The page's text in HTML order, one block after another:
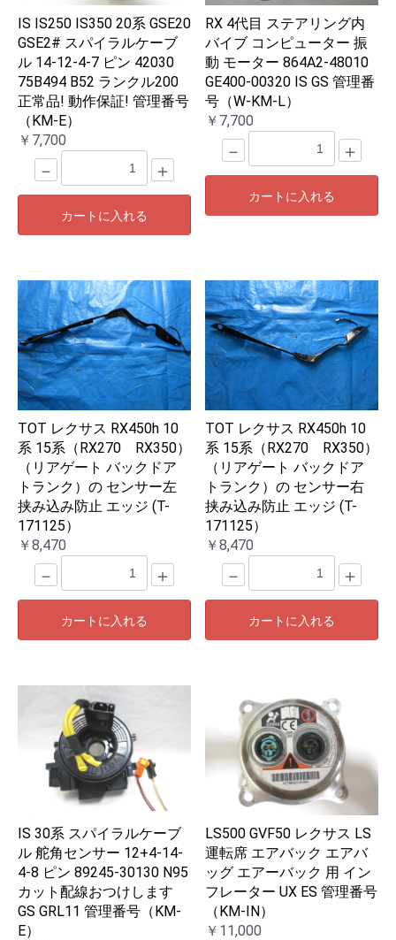
IS IS250 IS350 20系 GSE20
GSE2# スパイラルケーブ
ル 14-12-4-7 ピン 42030
75B494 B52 ランクル200
正常品! 動作保証! 管理番号
（KM-E）
￥7,700
－ ＋
カートに入れる
RX 4代目 ステアリング内
バイブ コンピューター 振
動 モーター 864A2-48010
GE400-00320 IS GS 管理番
号（W-KM-L）
￥7,700
－ ＋
カートに入れる
TOT レクサス RX450h 10
系 15系（RX270 RX350）
（リアゲート バックドア
トランク）の センサー左
挟み込み防止 エッジ (T-
171125）
￥8,470
－ ＋
カートに入れる
TOT レクサス RX450h 10
系 15系（RX270 RX350）
（リアゲート バックドア
トランク）の センサー右
挟み込み防止 エッジ (T-
171125）
￥8,470
－ ＋
カートに入れる
IS 30系 スパイラルケーブ
ル 舵角センサー 12+4-14-
4-8 ピン 89245-30130 N95
カット配線おつけします
GS GRL11 管理番号（KM-
E）
LS500 GVF50 レクサス LS
運転席 エアバック エアバ
ッグ エアーバック 用 イン
フレーター UX ES 管理番号
（KM-IN）
￥11,000